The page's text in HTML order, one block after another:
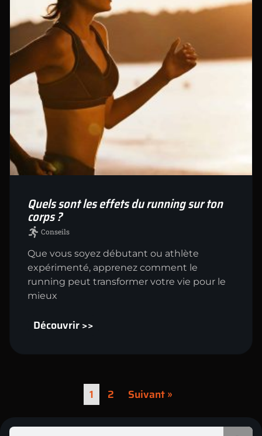
Quels sont les effets du running sur ton
corps ?
Conseils
Que vous soyez débutant ou athlète
expérimenté, apprenez comment le
running peut transformer votre vie pour le
mieux
Découvrir >>
1 2 Suivant »